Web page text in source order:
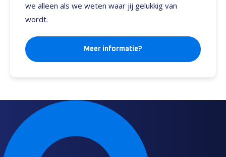
we alleen als we weten waar jij gelukkig van
wordt.
Meer informatie?